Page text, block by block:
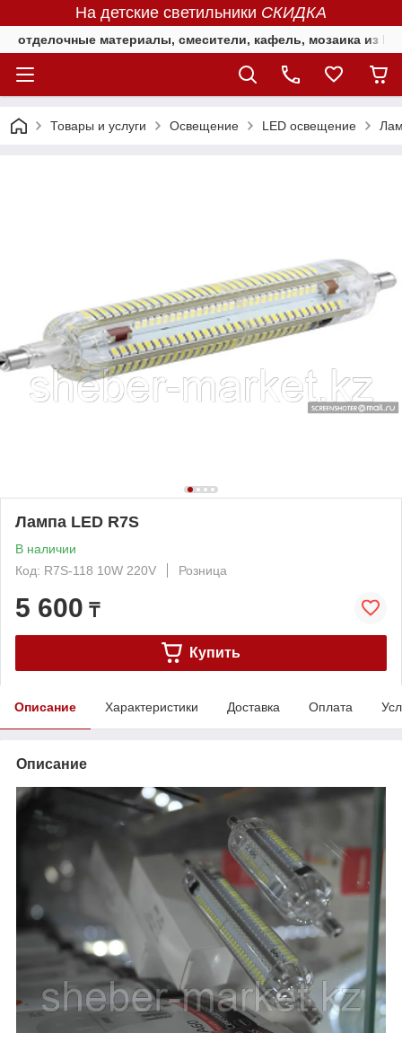
На детские светильники СКИДКА
отделочные материалы, смесители, кафель, мозаика из
Товары и услуги Освещение LED освещение
Лампа LED R7S
В наличии
Код: R7S-118 10W 220V
Розница
5 600 ₸
Купить
Описание Характеристики Доставка Оплата
Описание